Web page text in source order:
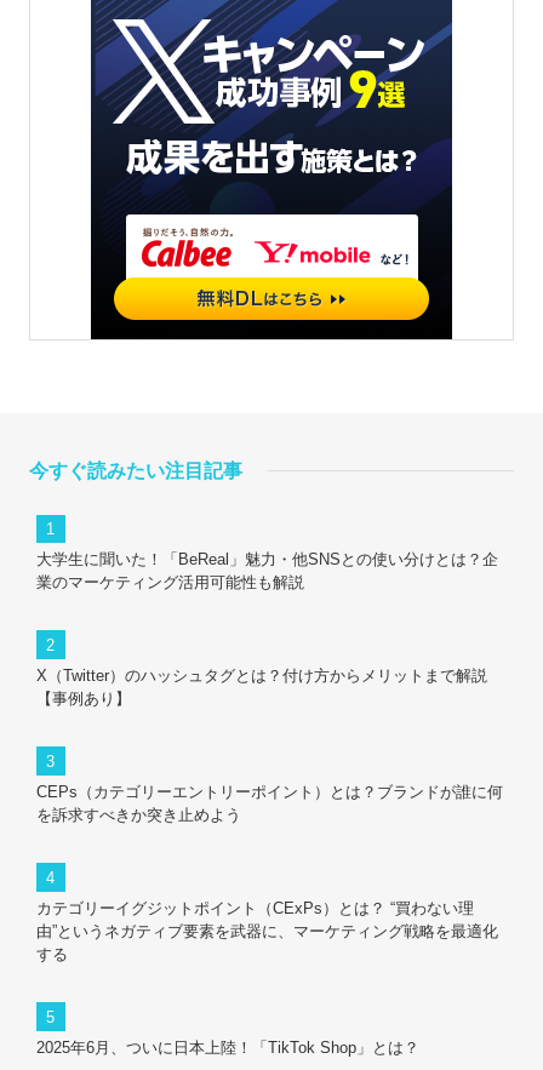
今すぐ読みたい注目記事
大学生に聞いた！「BeReal」魅力・他SNSとの使い分けとは？企
業のマーケティング活用可能性も解説
X（Twitter）のハッシュタグとは？付け方からメリットまで解説
【事例あり】
CEPs（カテゴリーエントリーポイント）とは？ブランドが誰に何
を訴求すべきか突き止めよう
カテゴリーイグジットポイント（CExPs）とは？ “買わない理
由”というネガティブ要素を武器に、マーケティング戦略を最適化
する
2025年6月、ついに日本上陸！「TikTok Shop」とは？